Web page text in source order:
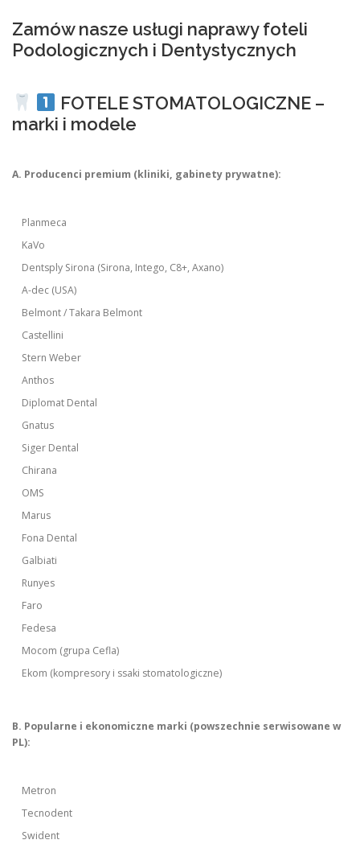
Zamów nasze usługi naprawy foteli
Podologicznych i Dentystycznych
FOTELE STOMATOLOGICZNE –
marki i modele
A. Producenci premium (kliniki, gabinety prywatne):
Planmeca
KaVo
Dentsply Sirona (Sirona, Intego, C8+, Axano)
A-dec (USA)
Belmont / Takara Belmont
Castellini
Stern Weber
Anthos
Diplomat Dental
Gnatus
Siger Dental
Chirana
OMS
Marus
Fona Dental
Galbiati
Runyes
Faro
Fedesa
Mocom (grupa Cefla)
Ekom (kompresory i ssaki stomatologiczne)
B. Popularne i ekonomiczne marki (powszechnie serwisowane w
PL):
Metron
Tecnodent
Swident